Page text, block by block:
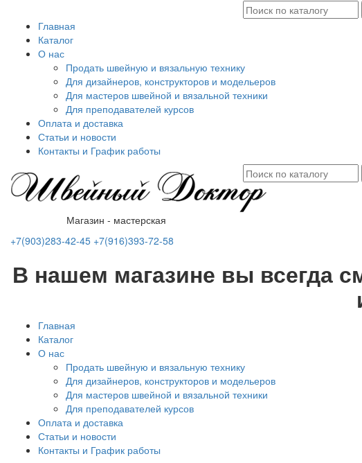
Главная
Каталог
О нас
Продать швейную и вязальную технику
Для дизайнеров, конструкторов и модельеров
Для мастеров швейной и вязальной техники
Для преподавателей курсов
Оплата и доставка
Статьи и новости
Контакты и График работы
Магазин - мастерская
+7(903)283-42-45 +7(916)393-72-58
В нашем магазине вы всегда
Главная
Каталог
О нас
Продать швейную и вязальную технику
Для дизайнеров, конструкторов и модельеров
Для мастеров швейной и вязальной техники
Для преподавателей курсов
Оплата и доставка
Статьи и новости
Контакты и График работы